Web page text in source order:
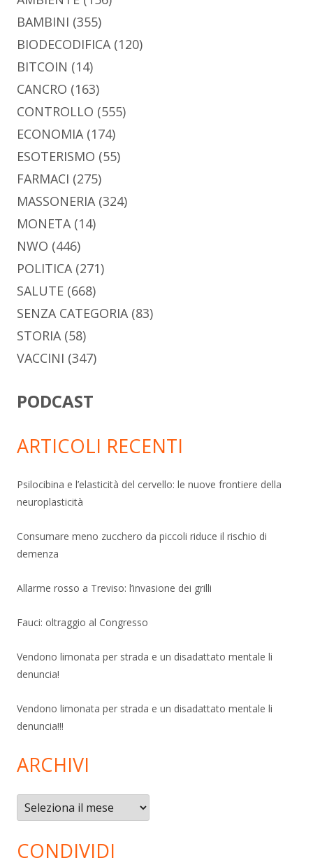
BAMBINI (355)
BIODECODIFICA(120)
BITCOIN (14)
CANCRO (163)
CONTROLLO (555)
ECONOMIA(174)
ESOTERISMO (55)
FARMACI (275)
MASSONERIA(324)
MONETA(14)
NWO (446)
POLITICA(271)
SALUTE (668)
SENZA CATEGORIA(83)
STORIA(58)
VACCINI (347)
PODCAST
ARTICOLI RECENTI
Psilocibina e l’elasticità del cervello: le nuove frontiere della
neuroplasticità
Consumare meno zucchero da piccoli riduce il rischio di
demenza
Allarme rosso a Treviso: l’invasione dei grilli
Fauci: oltraggio al Congresso
Vendono limonata per strada e un disadattato mentale li
denuncia!
Vendono limonata per strada e un disadattato mentale li
denuncia!!!
ARCHIVI
Archivi
CONDIVIDI